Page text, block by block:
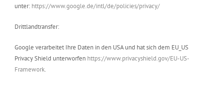
unter: https://www.google.de/intl/de/policies/privacy/
Drittlandtransfer:
Google verarbeitet Ihre Daten in den USA und hat sich dem EU_US
Privacy Shield unterworfen https://www.privacyshield.gov/EU-US-
Framework.